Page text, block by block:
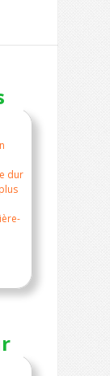
dur